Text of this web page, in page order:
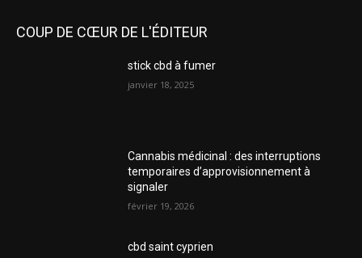
COUP DE CŒUR DE L'ÉDITEUR
stick cbd à fumer
janvier 18, 2025
Cannabis médicinal : des interruptions
temporaires d’approvisionnement à
signaler
février 19, 2026
cbd saint cyprien